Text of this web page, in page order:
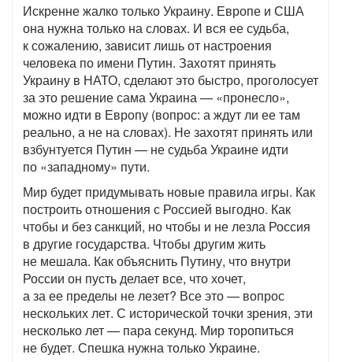
Искренне жалко только Украину. Европе и США
она нужна только на словах. И вся ее судьба,
к сожалению, зависит лишь от настроения
человека по имени Путин. Захотят принять
Украину в НАТО, сделают это быстро, проголосует
за это решение сама Украина — «пронесло»,
можно идти в Европу (вопрос: а ждут ли ее там
реально, а не на словах). Не захотят принять или
взбунтуется Путин — не судьба Украине идти
по «западному» пути.
Мир будет придумывать новые правила игры. Как
построить отношения с Россией выгодно. Как
чтобы и без санкций, но чтобы и не лезла Россия
в другие государства. Чтобы другим жить
не мешала. Как объяснить Путину, что внутри
России он пусть делает все, что хочет,
а за ее пределы не лезет? Все это — вопрос
нескольких лет. С исторической точки зрения, эти
несколько лет — пара секунд. Мир торопиться
не будет. Спешка нужна только Украине.